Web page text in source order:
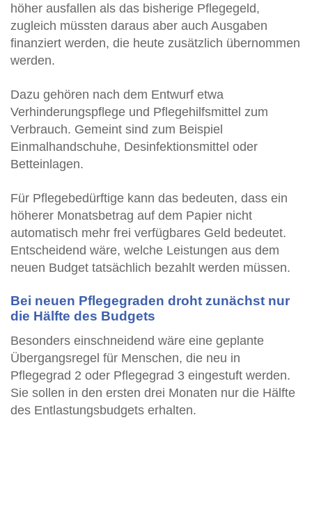
höher ausfallen als das bisherige Pflegegeld,
zugleich müssten daraus aber auch Ausgaben
finanziert werden, die heute zusätzlich übernommen
werden.
Dazu gehören nach dem Entwurf etwa
Verhinderungspflege und Pflegehilfsmittel zum
Verbrauch. Gemeint sind zum Beispiel
Einmalhandschuhe, Desinfektionsmittel oder
Betteinlagen.
Für Pflegebedürftige kann das bedeuten, dass ein
höherer Monatsbetrag auf dem Papier nicht
automatisch mehr frei verfügbares Geld bedeutet.
Entscheidend wäre, welche Leistungen aus dem
neuen Budget tatsächlich bezahlt werden müssen.
Bei neuen Pflegegraden droht zunächst nur
die Hälfte des Budgets
Besonders einschneidend wäre eine geplante
Übergangsregel für Menschen, die neu in
Pflegegrad 2 oder Pflegegrad 3 eingestuft werden.
Sie sollen in den ersten drei Monaten nur die Hälfte
des Entlastungsbudgets erhalten.